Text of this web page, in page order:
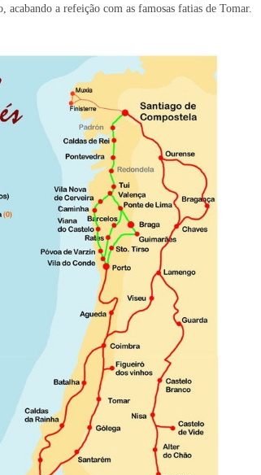
a refeição com as famosas fatias de Tomar.